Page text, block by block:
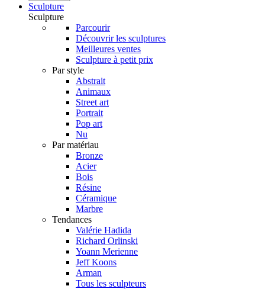
Sculpture
Sculpture
Parcourir
Découvrir les sculptures
Meilleures ventes
Sculpture à petit prix
Par style
Abstrait
Animaux
Street art
Portrait
Pop art
Nu
Par matériau
Bronze
Acier
Bois
Résine
Céramique
Marbre
Tendances
Valérie Hadida
Richard Orlinski
Yoann Merienne
Jeff Koons
Arman
Tous les sculpteurs